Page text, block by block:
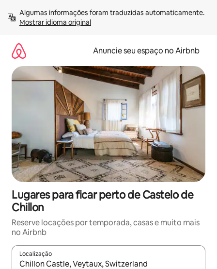
para
Mostrar idioma original
Anuncie seu espaço no Airbnb
Lugares para ficar perto de Castelo de
Chillon
Reserve locações por temporada, casas e muito mais
no Airbnb
Localização
Quando os resultados estiverem disponíveis, explore-os